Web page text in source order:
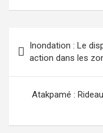
de
l’article
Inondation : Le
action dans les
Atakpamé :